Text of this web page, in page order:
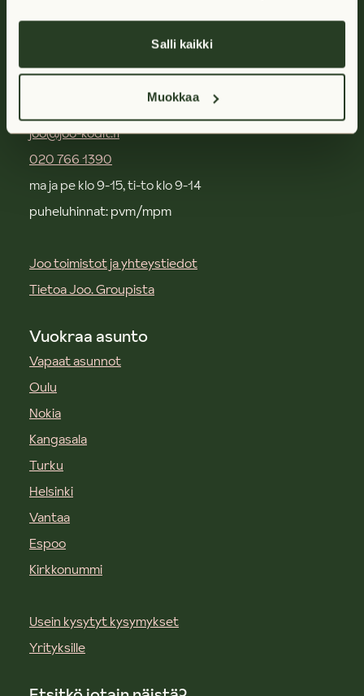
Salli kaikki
Muokkaa
Jobo-chatbot auttaa asunnon varaamisessa 24/7
hyväksyneille)
joo@joo-kodit.fi
020 766 1390
ma ja pe klo 9-15, ti-to klo 9-14
puheluhinnat: pvm/mpm
Joo toimistot ja yhteystiedot
Tietoa Joo. Groupista
Vuokraa asunto
Vapaat asunnot
Oulu
Nokia
Kangasala
Turku
Helsinki
Vantaa
Espoo
Kirkkonummi
Usein kysytyt kysymykset
Yrityksille